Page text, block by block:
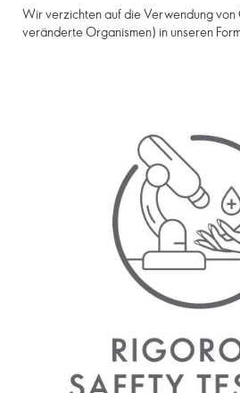
Wir verzichten auf die Verwendung
veränderte Organismen) in unseren